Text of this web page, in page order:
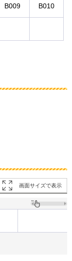
B009 B010
画面サイズで表示